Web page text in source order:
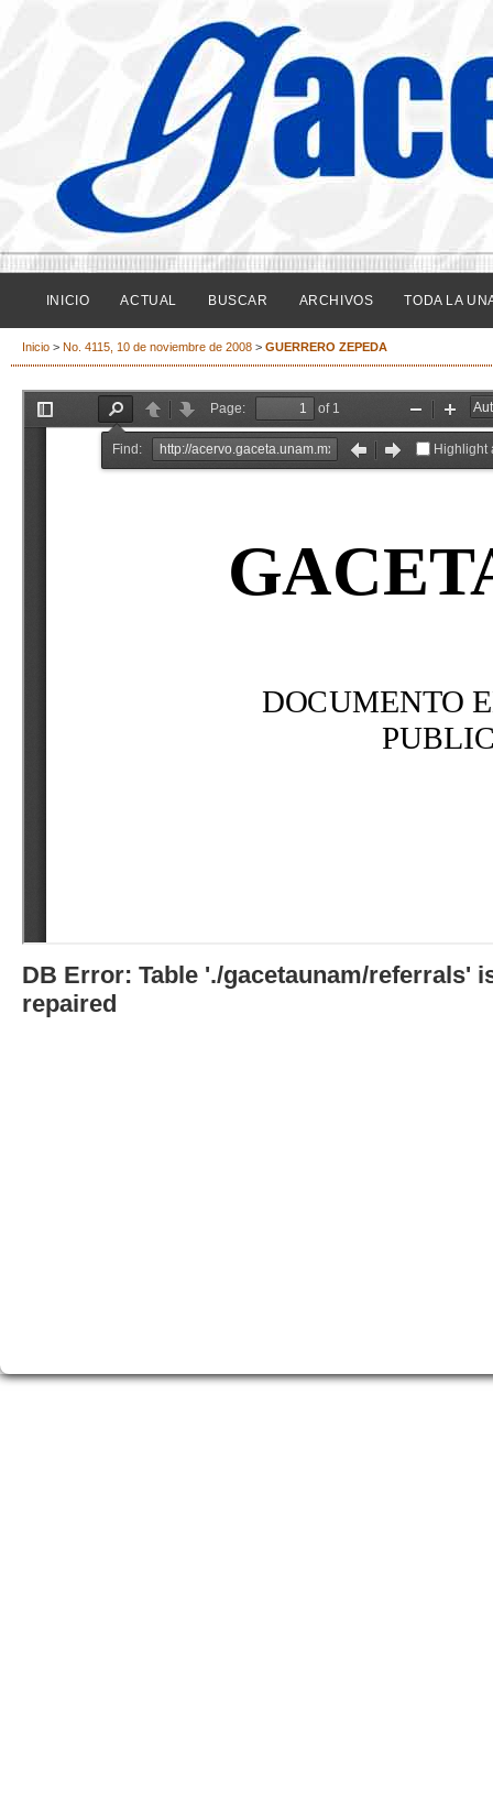
INICIO ACTUAL BUSCAR ARCHIVOS TODA LA
Inicio > No. 4115, 10 de noviembre de 2008 > GUERRERO ZEPEDA
DB Error: Table './gacetaunam/referrals'
repaired